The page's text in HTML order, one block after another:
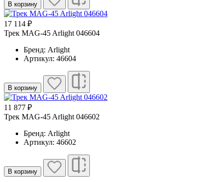
В корзину
17 114 ₽
Трек MAG-45 Arlight 046604
Бренд: Arlight
Артикул: 46604
В корзину
11 877 ₽
Трек MAG-45 Arlight 046602
Бренд: Arlight
Артикул: 46602
В корзину